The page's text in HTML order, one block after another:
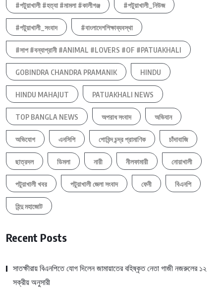
#পটুয়াখালী #হত্যা #মামলা #কালীগঞ্জ
#পটুয়াখালী_নিউজ
#পটুয়াখালী_সংবাদ #বাংলাদেশশিক্ষাব্যবস্থা
#সাপ #বন্যাপ্রানী #ANIMAL #LOVERS #OF #PATUAKHALI
GOBINDRA CHANDRA PRAMANIK HINDU
HINDU MAHAJUT PATUAKHALI NEWS
TOP BANGLA NEWS অপরাধ সংবাদ অভিযান
অভিযোগ এনসিপি গোবিন্দ চন্দ্র প্রামাণিক চাঁদাবাজি
ছাত্রদল ডিমলা নারী নীলফামারী নোয়াখালী
পটুয়াখালী খবর পটুয়াখালী জেলা সংবাদ ফেনী বিএনপি
হিন্দু মহাজোট
Recent Posts
সাতক্ষীরায় বিএনপিতে যোগ দিলেন জামায়াতের বহিষ্কৃত নেতা গাজী নজরুলের ১২
সক্রীয় অনুসারী